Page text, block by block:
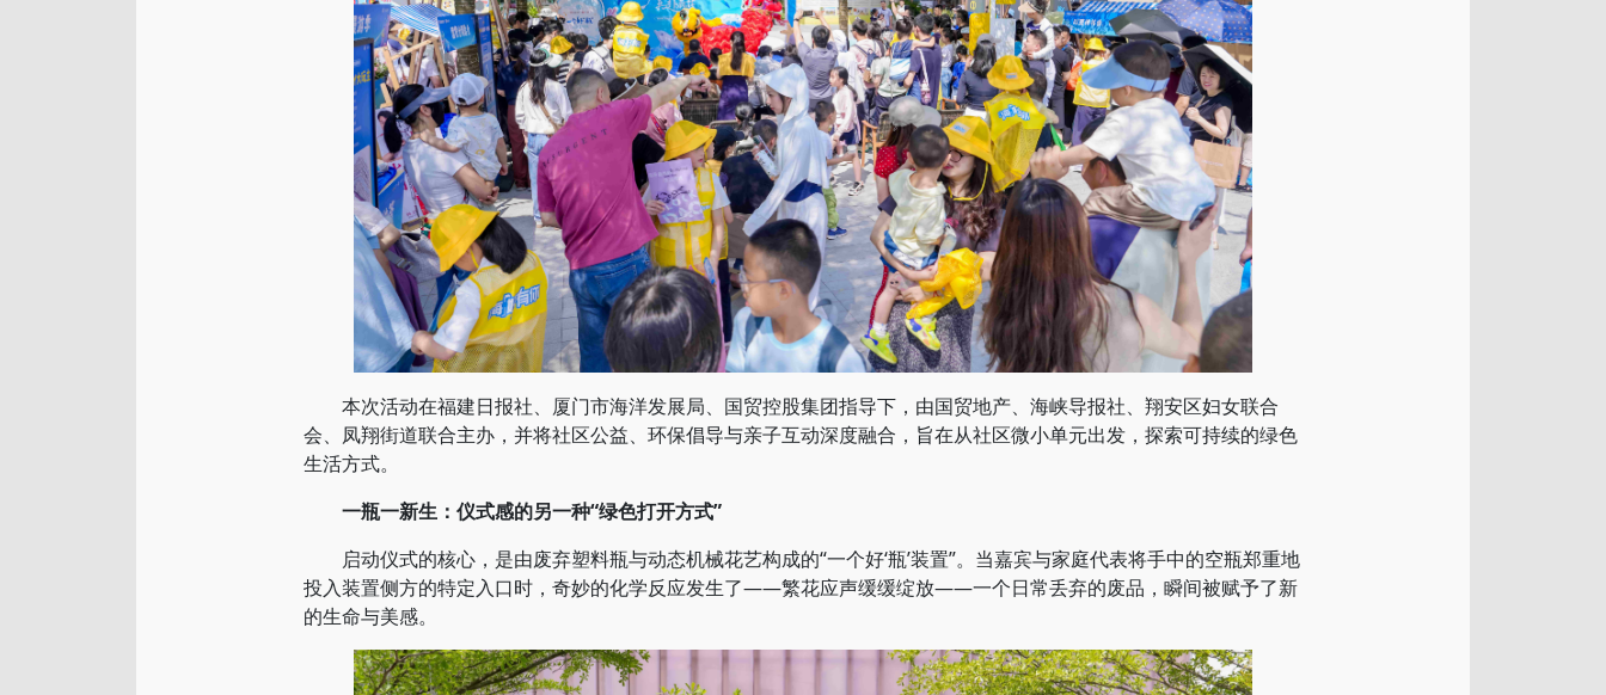
本次活动在福建日报社、厦门市海洋发展局、国贸控股集团指导下，由国贸地产、海峡导报社、翔安区妇女联合
会、凤翔街道联合主办，并将社区公益、环保倡导与亲子互动深度融合，旨在从社区微小单元出发，探索可持续的绿色
生活方式。
一瓶一新生：仪式感的另一种“绿色打开方式”
启动仪式的核心，是由废弃塑料瓶与动态机械花艺构成的“一个好‘瓶’装置”。当嘉宾与家庭代表将手中的空瓶郑重地
投入装置侧方的特定入口时，奇妙的化学反应发生了——繁花应声缓缓绽放——一个日常丢弃的废品，瞬间被赋予了新
的生命与美感。